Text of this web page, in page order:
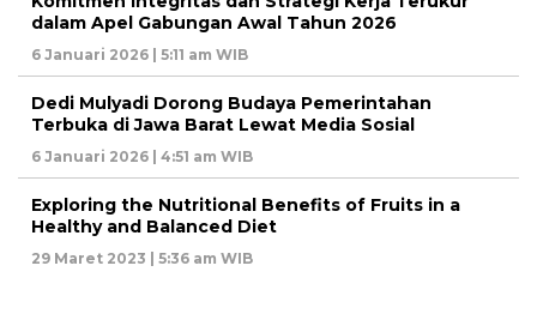
dalam Apel Gabungan Awal Tahun 2026
6 Januari 2026 | 5:11 am WIB
Dedi Mulyadi Dorong Budaya Pemerintahan
Terbuka di Jawa Barat Lewat Media Sosial
6 Januari 2026 | 4:51 am WIB
Exploring the Nutritional Benefits of Fruits in a
Healthy and Balanced Diet
29 Maret 2023 | 5:36 am WIB